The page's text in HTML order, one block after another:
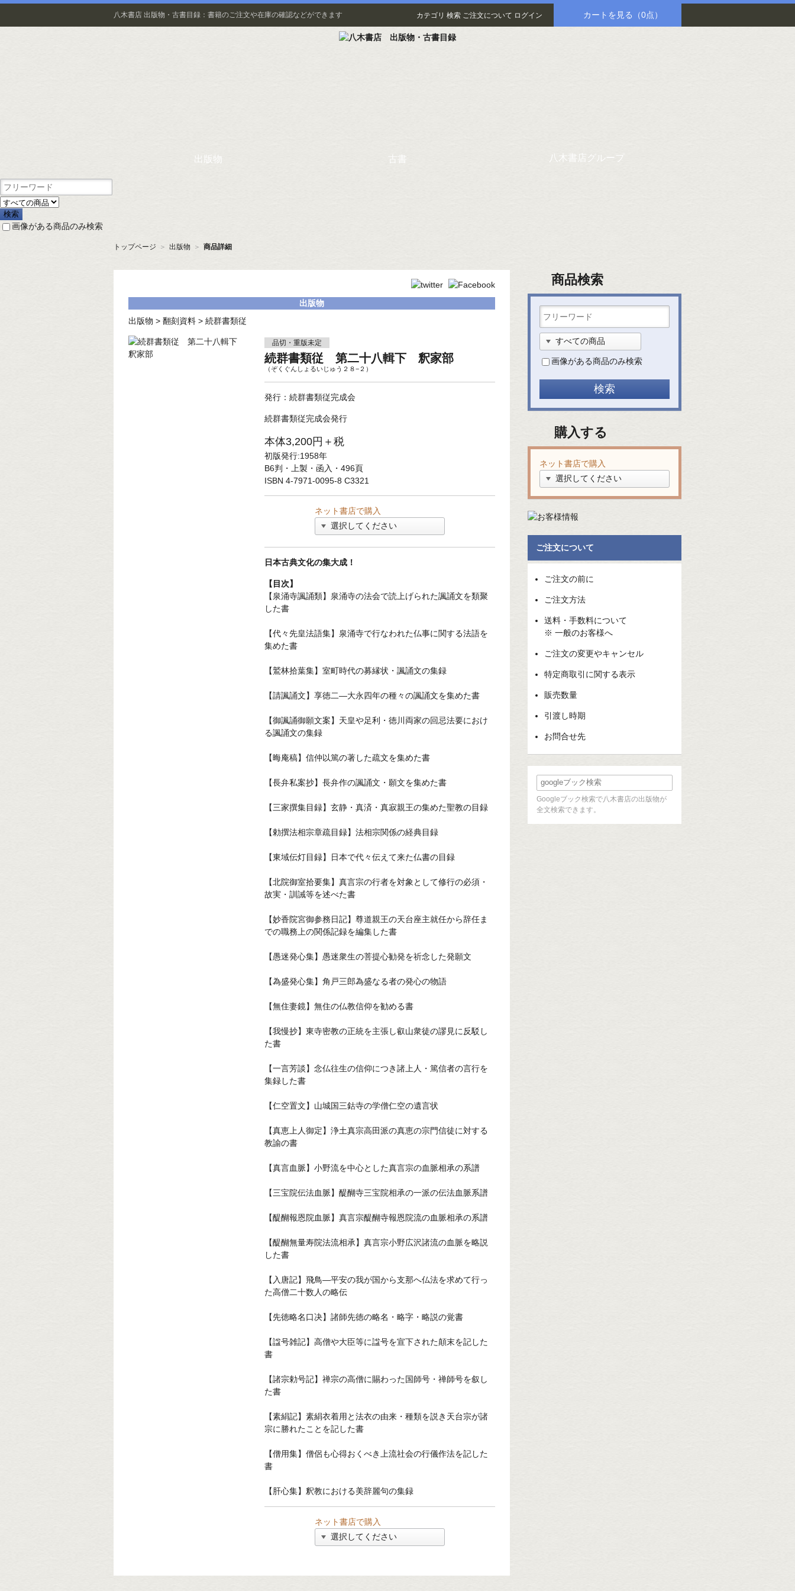
八木書店 出版物・古書目録：書籍のご注文や在庫の確認などができます カテゴリ 検索 ご注文について ログイン カートを見る （0点）
出版物 古書 八木書店グループ
画像がある商品のみ検索
トップページ ＞ 出版物 ＞ 商品詳細
出版物
出版物 > 翻刻資料 > 続群書類従
品切・重版未定
続群書類従 第二十八輯下 釈家部
（ぞくぐんしょるいじゅう２８−２）
発行：続群書類従完成会
続群書類従完成会発行
本体3,200円＋税
初版発行:1958年
B6判・上製・函入・496頁
ISBN 4-7971-0095-8 C3321
ネット書店で購入
日本古典文化の集大成！
【目次】
【泉涌寺諷誦類】泉涌寺の法会で読上げられた諷誦文を類聚
した書
【代々先皇法語集】泉涌寺で行なわれた仏事に関する法語を
集めた書
【鷲林拾葉集】室町時代の募縁状・諷誦文の集録
【請諷誦文】享徳二—大永四年の種々の諷誦文を集めた書
【御諷誦御願文案】天皇や足利・徳川両家の回忌法要におけ
る諷誦文の集録
【晦庵稿】信仲以篤の著した疏文を集めた書
【長弁私案抄】長弁作の諷誦文・願文を集めた書
【三家撰集目録】玄静・真済・真寂親王の集めた聖教の目録
【勅撰法相宗章疏目録】法相宗関係の経典目録
【東域伝灯目録】日本で代々伝えて来た仏書の目録
【北院御室拾要集】真言宗の行者を対象として修行の必須・
故実・訓誡等を述べた書
【妙香院宮御参務日記】尊道親王の天台座主就任から辞任ま
での職務上の関係記録を編集した書
【愚迷発心集】愚迷衆生の菩提心勧発を祈念した発願文
【為盛発心集】角戸三郎為盛なる者の発心の物語
【無住妻鏡】無住の仏教信仰を勧める書
【我慢抄】東寺密教の正統を主張し叡山衆徒の謬見に反駁し
た書
【一言芳談】念仏往生の信仰につき諸上人・篤信者の言行を
集録した書
【仁空置文】山城国三鈷寺の学僧仁空の遺言状
【真恵上人御定】浄土真宗高田派の真恵の宗門信徒に対する
教諭の書
【真言血脈】小野流を中心とした真言宗の血脈相承の系譜
【三宝院伝法血脈】醍醐寺三宝院相承の一派の伝法血脈系譜
【醍醐報恩院血脈】真言宗醍醐寺報恩院流の血脈相承の系譜
【醍醐無量寿院法流相承】真言宗小野広沢諸流の血脈を略説
した書
【入唐記】飛鳥—平安の我が国から支那へ仏法を求めて行っ
た高僧二十数人の略伝
【先徳略名口决】諸師先徳の略名・略字・略説の覚書
【諡号雑記】高僧や大臣等に諡号を宣下された顛末を記した
書
【諸宗勅号記】禅宗の高僧に賜わった国師号・禅師号を叙し
た書
【素絹記】素絹衣着用と法衣の由来・種類を説き天台宗が諸
宗に勝れたことを記した書
【僧用集】僧侶も心得おくべき上流社会の行儀作法を記した
書
【肝心集】釈教における美辞麗句の集録
ネット書店で購入
商品検索
画像がある商品のみ検索
購入する
ネット書店で購入
ご注文について
ご注文の前に
ご注文方法
送料・手数料について
※ 一般のお客様へ
ご注文の変更やキャンセル
特定商取引に関する表示
販売数量
引渡し時期
お問合せ先
Googleブック検索で八木書店の出版物が
全文検索できます。